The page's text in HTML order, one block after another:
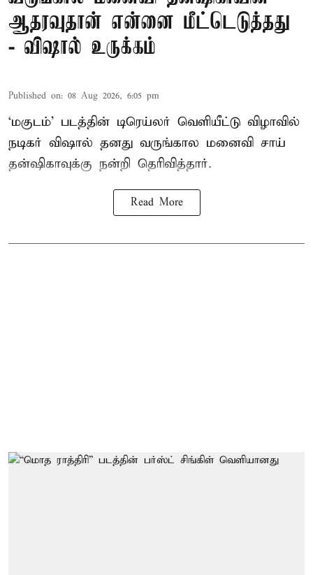
ஆதரவுதான் என்னை மீட்டெடுத்தது
- விஷால் உருக்கம்
Published on: 08 Aug 2026, 6:05 pm
‘மகுடம்’ படத்தின் டிரெய்லர் வெளியீட்டு விழாவில்
நடிகர் விஷால் தனது வருங்கால மனைவி சாய்
தன்ஷிகாவுக்கு நன்றி தெரிவித்தார்.
Read More